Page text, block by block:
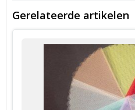
Gerelateerde artikelen